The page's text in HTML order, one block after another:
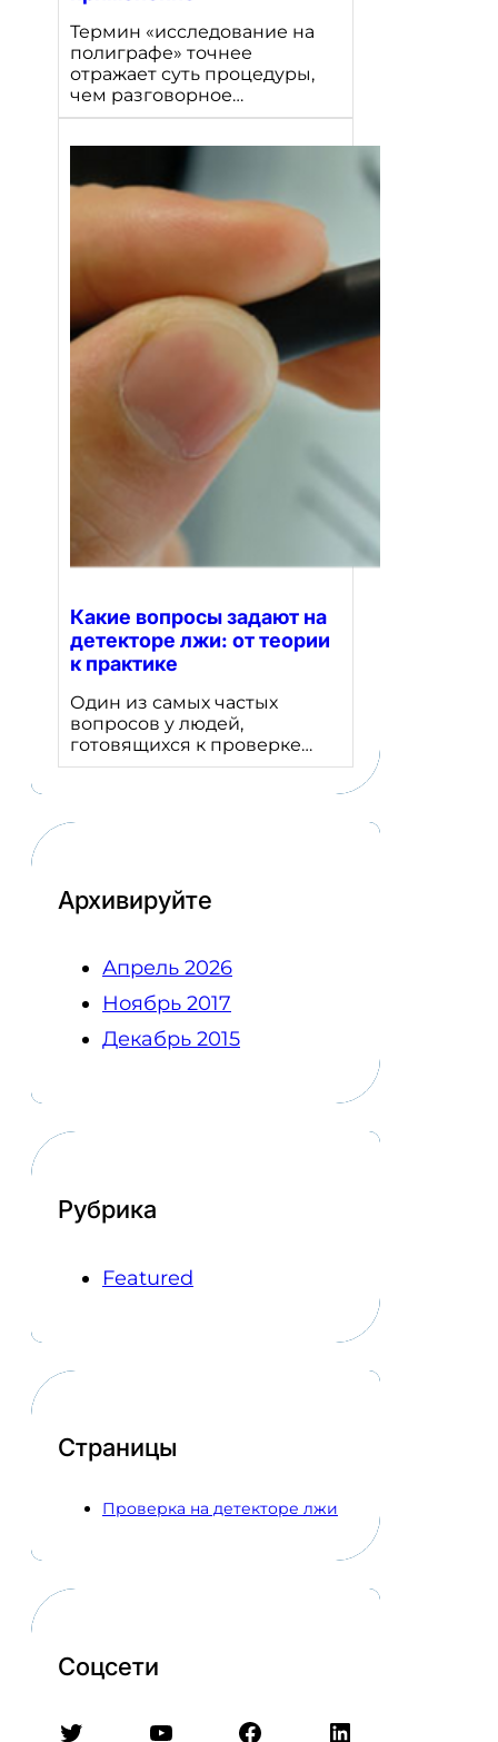
Термин «исследование на
полиграфе» точнее
отражает суть процедуры,
чем разговорное…
Какие вопросы задают на
детекторе лжи: от теории
к практике
Один из самых частых
вопросов у людей,
готовящихся к проверке…
Архивируйте
Апрель 2026
Ноябрь 2017
Декабрь 2015
Рубрика
Featured
Страницы
Проверка на детекторе лжи
Соцсети
Twitter YouTube Facebook LinkedIn